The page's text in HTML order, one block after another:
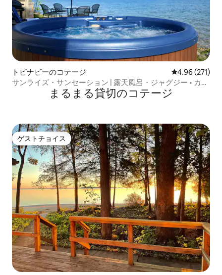
トピナビーのコテージ レビュー271
4.96 (271)
サンライズ・サンセーション | 露天風呂・ジャグジー • カヤ
ック • トレイル • スキー
まるまる貸切のコテージ
ゲストチョイス
ゲストチョイス